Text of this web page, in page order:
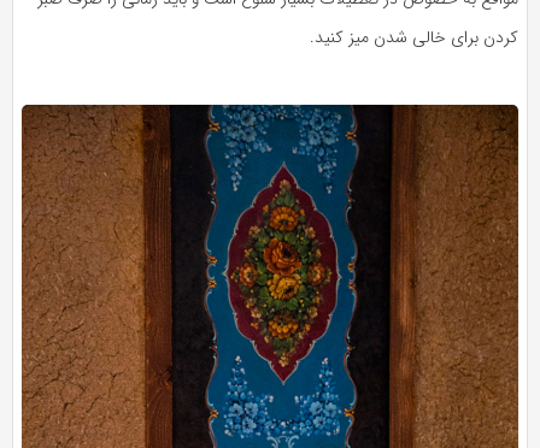
کردن برای خالی شدن میز کنید.